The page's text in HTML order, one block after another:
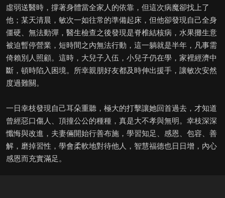
虛弱送醫時，撐著身體當全家人的依靠，但這次病魔卻找上了
他；某天清晨，敏次一如往常的準備起床，但他卻發現自己全身
僵硬、無法動彈，醫生檢查之後發現是脊椎結核病，水果攤生意
被迫暫停營業，短時間之內無法行動，這一躺就是半年，凡事需
倚賴別人照顧。這時，大兒子入伍，小兒子仍在學，家裡經濟中
斷，頓時陷入困境。所幸親朋好友都及時伸出援手，讓敏次安然
度過難關。
一日幸枝發現自己耳朵重聽，極大的打擊讓她回首過去，才知道
曾經惡口傷人、頂撞公公的種種，真是大不孝與無明。幸枝深深
懺悔與改進，夫妻倆開始行善布施，學習知足、感恩、包容、善
解，磨掉習性，學會柔軟地對待他人，智慧福德也日日增，內心
感恩而充實滿足。